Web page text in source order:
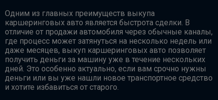
Одним из главных преимуществ выкупа
каршеринговых авто является быстрота сделки. В
отличие от продажи автомобиля через обычные каналы,
где процесс может затянуться на несколько недель или
даже месяцев, выкуп каршеринговых авто позволяет
получить деньги за машину уже в течение нескольких
дней. Это особенно актуально, если вам срочно нужны
деньги или вы уже нашли новое транспортное средство
и хотите избавиться от старого.